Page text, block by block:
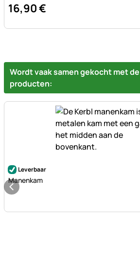
16,90€
Wordt vaak samen gekocht met
producten:
Nog geen beoordelingen geplaatst
Leverbaar
Manenkam